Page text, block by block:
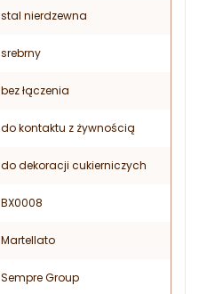
stal nierdzewna
srebrny
bez łączenia
do kontaktu z żywnością
do dekoracji cukierniczych
BX0008
Martellato
Sempre Group